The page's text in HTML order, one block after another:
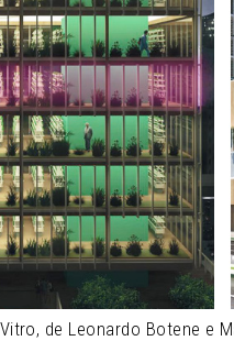
de Leonardo Botene e